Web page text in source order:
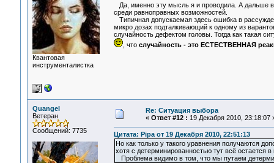
Квантовая
инструменталистка
Да, именно эту мысль я и проводила. А дальше
среди равноправных возможностей.
Типичная допускаемая здесь ошибка в
микро дозах подталкивающий к одному из
случайность дефектом головы. Тогда как такая
, что случайность - это ЕСТЕСТВЕННАЯ
Quangel
Ветеран
Сообщений: 7735
Re: Ситуация выбора
« Ответ #12 : 19 Декабря 2010, 23:18:07
Цитата: Pipa от 19 Декабря 2010, 22:51:13
Но как только у такого уравнения получаются
хотя с детерминированностью тут всё остается в
Проблема видимо в том, что мы путаем